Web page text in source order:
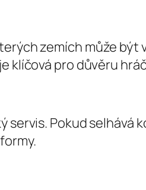
zemích může být
klíčová pro důvěru
Pokud selhává